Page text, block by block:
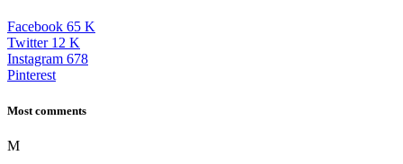
Facebook 65 K
Twitter 12 K
Instagram 678
Pinterest
Most comments
M